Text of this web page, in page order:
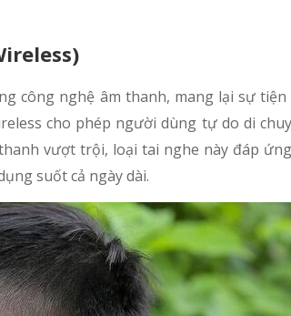
công nghệ âm thanh, mang lại sự
cho phép người dùng tự do di
vượt trội, loại tai nghe này đáp
suốt cả ngày dài.